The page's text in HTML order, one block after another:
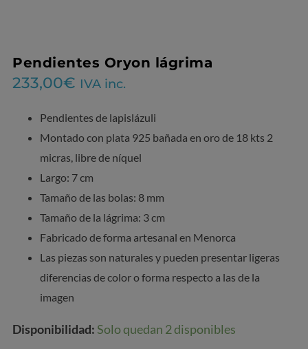
Pendientes Oryon lágrima
233,00€ IVA inc.
Pendientes de lapislázuli
Montado con plata 925 bañada en oro de 18 kts 2
micras, libre de níquel
Largo: 7 cm
Tamaño de las bolas: 8 mm
Tamaño de la lágrima: 3 cm
Fabricado de forma artesanal en Menorca
Las piezas son naturales y pueden presentar ligeras
diferencias de color o forma respecto a las de la
imagen
Disponibilidad: Solo quedan 2 disponibles